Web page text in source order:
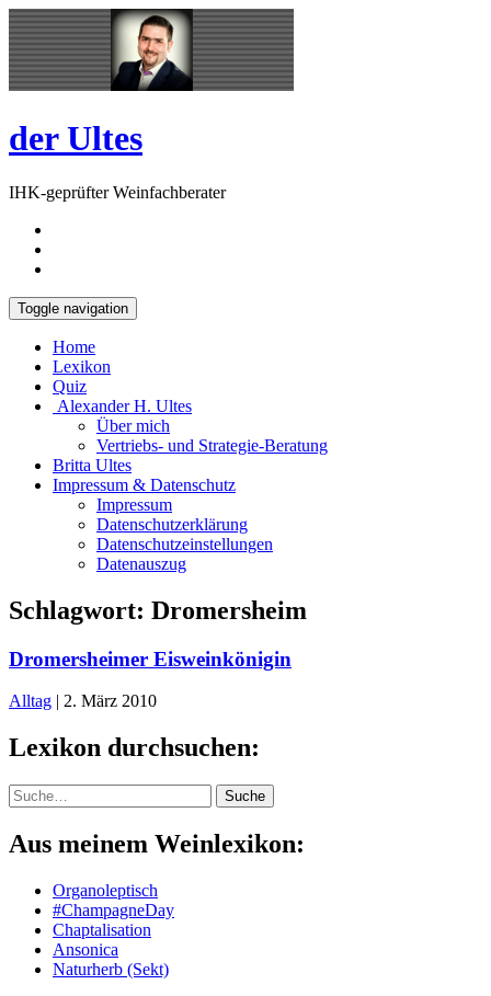
Skip
to
content
Open
Sidebar
der Ultes
IHK-geprüfter Weinfachberater
Toggle navigation
Home
Lexikon
Quiz
Alexander H. Ultes
Über mich
Vertriebs- und Strategie-Beratung
Britta Ultes
Impressum & Datenschutz
Impressum
Datenschutzerklärung
Datenschutzeinstellungen
Datenauszug
Schlagwort: Dromersheim
Dromersheimer Eisweinkönigin
Alltag | 2. März 2010
Lexikon durchsuchen:
Suche Suche
Aus meinem Weinlexikon:
Organoleptisch
#ChampagneDay
Chaptalisation
Ansonica
Naturherb (Sekt)